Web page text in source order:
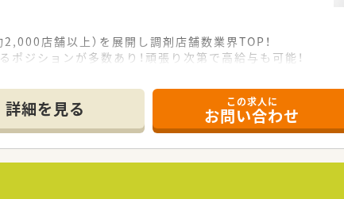
店舗以上）を展開し調剤店舗数業界TOP！
ジションが多数あり！頑張り次第で高給与も可能！
や外部組織と連携した研修を用意されています
きるキャリアパスが多種多様に用意されています。
業部長等のマネジメントのポジションも増えます。
シャリストを目指すことも可能です。
社スタッフなど活動領域は多種多様です。
医療へもしっかりと関わる事ができます。
制度は小学5年生まで時短勤務ができるよう変更予定です。
詳細を見る この求人に
お問い合わせ